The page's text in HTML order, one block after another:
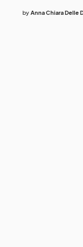
by Anna Chiara Delle